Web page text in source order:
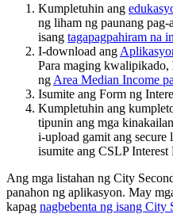
Kumpletuhin ang
ng liham ng paunang pag-
isang tagapagpahiram na
I-download ang
Para maging kwalipikado,
ng Area Median Income
Isumite ang Form ng
Kumpletuhin ang
tipunin ang mga
i-upload gamit ang
isumite ang CSLP Interest
Ang mga listahan ng City
panahon ng aplikasyon. May
kapag nagbebenta ng isang City